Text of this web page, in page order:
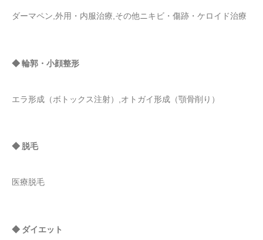
ダーマペン,外用・内服治療,その他ニキビ・傷跡・ケロイド治療
◆ 輪郭・小顔整形
エラ形成（ボトックス注射）,オトガイ形成（顎骨削り）
◆ 脱毛
医療脱毛
◆ ダイエット